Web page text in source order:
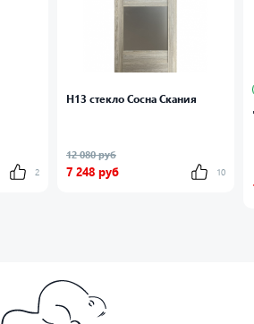
2
Н13 стекло Сосна Скания
12 080 руб
7 248 руб 10